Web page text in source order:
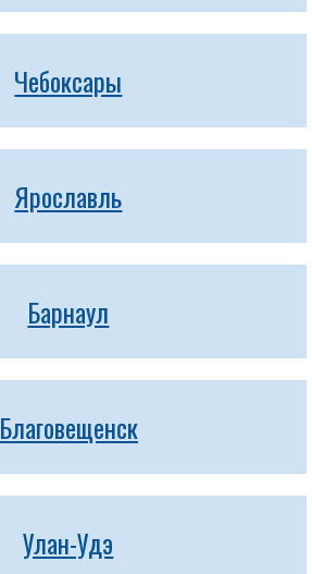
Чебоксары
Ярославль
Барнаул
Благовещенск
Улан-Удэ